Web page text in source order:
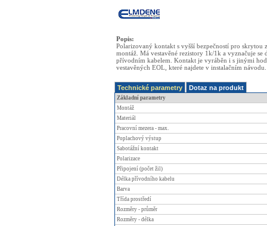
Popis:
Polarizovaný kontakt s vyšší bezpečností pro skrytou
montáž. Má vestavěné rezistory 1k/1k a vyznačuje se
přívodním kabelem. Kontakt je vyráběn i s jinými
vestavěných EOL, které najdete v instalačním návodu.
Technické parametry Dotaz na produkt
Základní parametry
Montáž
Materiál
Pracovní mezera - max.
Poplachový výstup
Sabotážní kontakt
Polarizace
Připojení (počet žil)
Délka přívodního kabelu
Barva
Třída prostředí
Rozměry - průměr
Rozměry - délka